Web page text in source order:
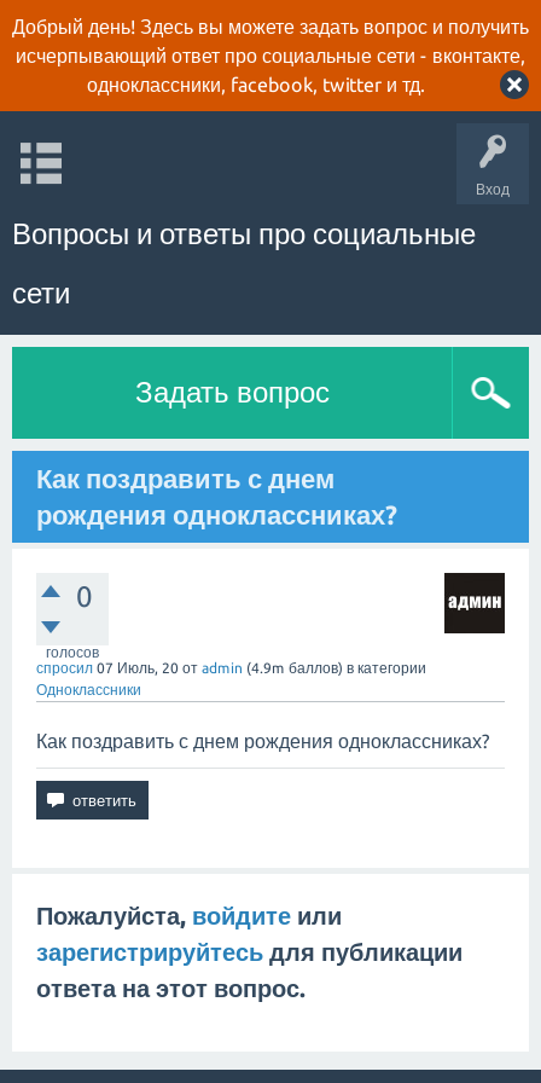
Добрый день! Здесь вы можете задать вопрос и получить
исчерпывающий ответ про социальные сети - вконтакте,
одноклассники, facebook, twitter и тд.
Вход
Вопросы и ответы про социальные
сети
Задать вопрос
Как поздравить с днем
рождения одноклассниках?
0
голосов
спросил 07 Июль, 20 от admin (4.9m баллов) в категории
Одноклассники
Как поздравить с днем рождения одноклассниках?
Пожалуйста, войдите или
зарегистрируйтесь для публикации
ответа на этот вопрос.